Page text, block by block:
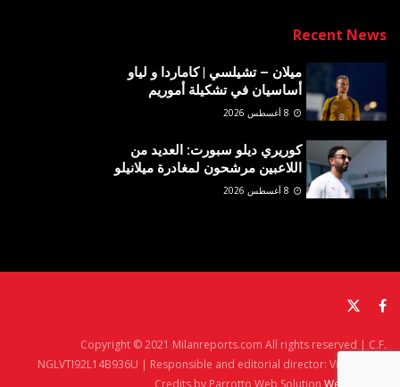
Recent News
ميلان – تشيلسي | كاماردا و لياو
أساسيان في تشكيلة أموريم
كوريري ديلو سبورت: العديد من
اللاعبين مرشحون لمغادرة ميلانيلو
Copyright © 2021 Milanreports.com All rights reserved | C.F.
NGLVTI92L14B936U | Responsible and editorial director: Vito Angelè